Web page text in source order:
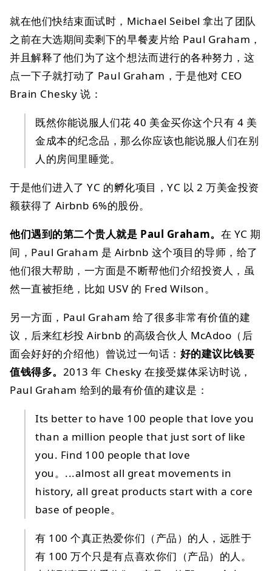
就在他们快结束面试时，Michael Seibel 拿出了团队
之前在大选期间卖剩下的早餐麦片给 Paul Graham，
并且解释了他们为了这个想法而进行的各种努力，这
点一下子就打动了 Paul Graham，于是他对 CEO
Brain Chesky 说：
既然你能说服人们花 40 美金买你这个只有 4 美
金成本的纪念品，那么你应该也能说服人们在别
人的房间里睡觉。
于是他们进入了 YC 的孵化项目，YC 以 2 万美金投资
额获得了 Airbnb 6%的股份。
他们遇到的第二个贵人就是 Paul Graham。 在 YC 期
间，Paul Graham 是 Airbnb 这个项目的导师，给了
他们很大帮助，一方面是不断帮他们介绍投资人，虽
然一直被拒绝，比如 USV 的 Fred Wilson。
另一方面，Paul Graham 给了很多非常有价值的建
议，后来红杉投 Airbnb 的高级合伙人 McAdoo（后
面会好好的介绍他）曾说过一句话： 好的建议比钱要
值钱得多。 2013 年 Chesky 在接受媒体采访时说，
Paul Graham 给到的最有价值的建议是：
Its better to have 100 people that love you
than a million people that just sort of like
you. Find 100 people that love
you。...almost all great movements in
history, all great products start with a core
base of people。
有 100 个真正热爱你们（产品）的人，远胜于
有 100 万个只是有点喜欢你们（产品）的人。